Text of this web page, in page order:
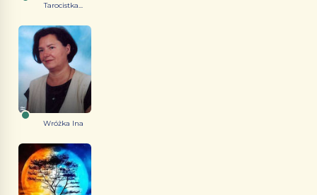
Tarocistka...
Wróżka Ina